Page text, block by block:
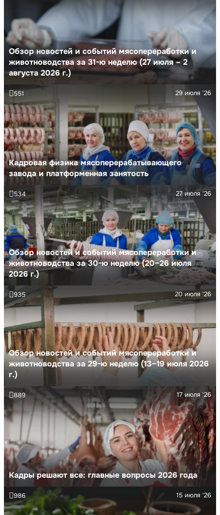
Обзор новостей и событий мясопереработки и
животноводства за 31-ю неделю (27 июля – 2
августа 2026 г.)
Кадровая физика мясоперерабатывающего
завода и платформенная занятость
29 июля '26
551
Обзор новостей и событий мясопереработки и
животноводства за 30-ю неделю (20–26 июля
2026 г.)
27 июля '26
534
Обзор новостей и событий мясопереработки и
животноводства за 29-ю неделю (13–19 июля 2026
г.)
20 июля '26
935
Кадры решают все: главные вопросы 2026 года
17 июля '26
889
15 июля '26
986